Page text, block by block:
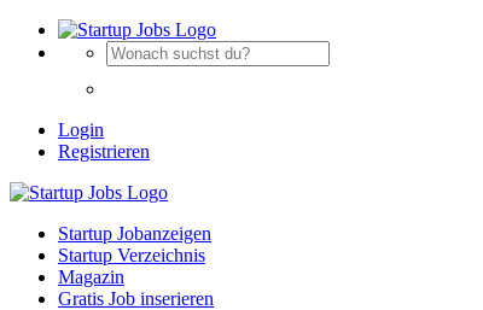
Login
Registrieren
Startup Jobanzeigen
Startup Verzeichnis
Magazin
Gratis Job inserieren